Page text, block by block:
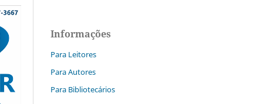
Informações
Para Leitores
Para Autores
Para Bibliotecários